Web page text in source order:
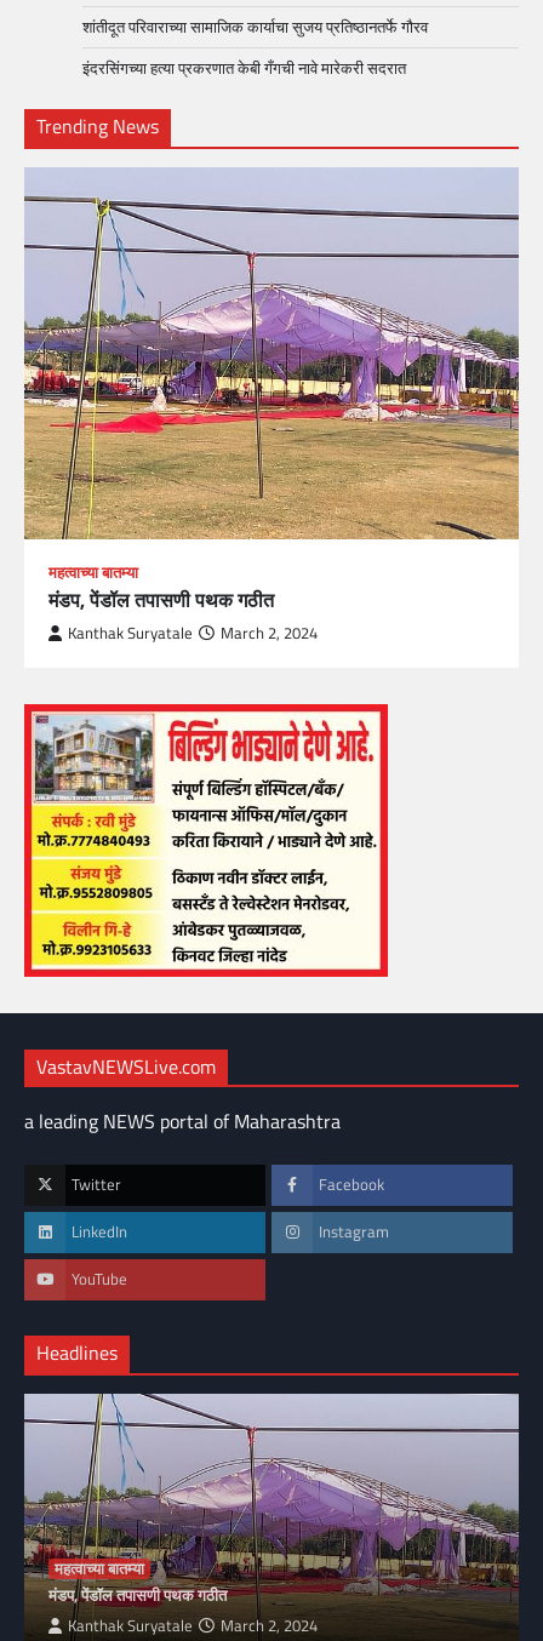
शांतीदूत परिवाराच्या सामाजिक कार्याचा सुजय प्रतिष्ठानतर्फे गौरव
इंदरसिंगच्या हत्या प्रकरणात केबी गँगची नावे मारेकरी सदरात
Trending News
महत्वाच्या बातम्या
मंडप, पेंडॉल तपासणी पथक गठीत
Kanthak Suryatale March 2, 2024
VastavNEWSLive.com
a leading NEWS portal of Maharashtra
Twitter Facebook
LinkedIn Instagram
YouTube
Headlines
महत्वाच्या बातम्या
मंडप, पेंडॉल तपासणी पथक गठीत
Kanthak Suryatale March 2, 2024